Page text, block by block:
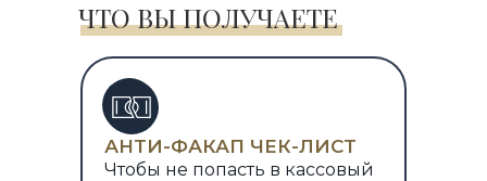
ЧТО ВЫ ПОЛУЧАЕТЕ
АНТИ-ФАКАП ЧЕК-ЛИСТ
Чтобы не попасть в кассовый